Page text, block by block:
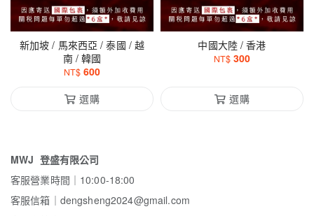
新加坡 / 馬來西亞 / 泰國 / 越
南 / 韓國
NT$ 600
選購
中國大陸 / 香港
NT$ 300
選購
MWJ 登盛有限公司
客服營業時間｜10:00-18:00
客服信箱｜dengsheng2024@gmail.com